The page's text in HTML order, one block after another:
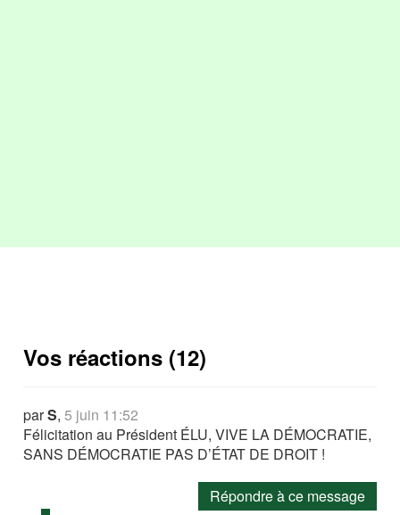
Vos réactions (12)
parS,5 juin 11:52
Félicitation au Président ÉLU, VIVE LA DÉMOCRATIE,
SANS DÉMOCRATIE PAS D’ÉTAT DE DROIT !
Répondre à ce message